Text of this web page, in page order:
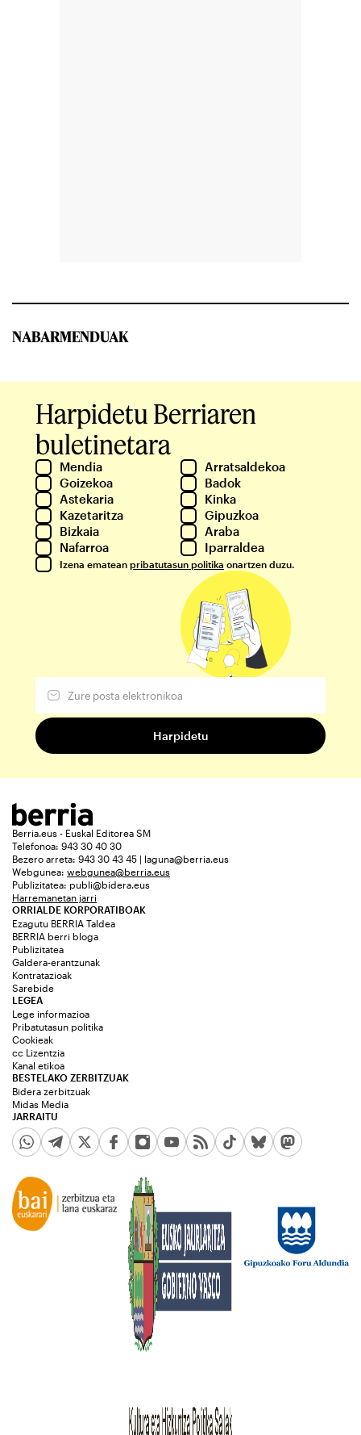
NABARMENDUAK
Harpidetu Berriaren
buletinetara
Mendia
Arratsaldekoa
Goizekoa
Badok
Astekaria
Kinka
Kazetaritza
Gipuzkoa
Bizkaia
Araba
Nafarroa
Iparraldea
Izena ematean pribatutasun politika onartzen duzu.
Berria.eus - Euskal Editorea SM
Telefonoa: 943 30 40 30
Bezero arreta: 943 30 43 45 | laguna@berria.eus
Webgunea: webgunea@berria.eus
Publizitatea: publi@bidera.eus
Harremanetan jarri
ORRIALDE KORPORATIBOAK
Ezagutu BERRIA Taldea
BERRIA berri bloga
Publizitatea
Galdera-erantzunak
Kontratazioak
Sarebide
JARRAITU
LEGEA
Lege informazioa
Pribatutasun politika
Cookieak
cc Lizentzia
Kanal etikoa
BESTELAKO ZERBITZUAK
Bidera zerbitzuak
Midas Media